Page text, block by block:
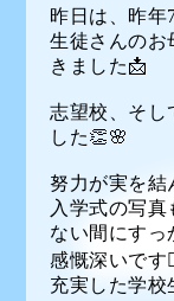
昨日は、昨年
生徒さんのお
きました📩
志望校、そし
した👏🌸
努力が実を結
入学式の写
ない間にすっ
感慨深いです
充実した学校